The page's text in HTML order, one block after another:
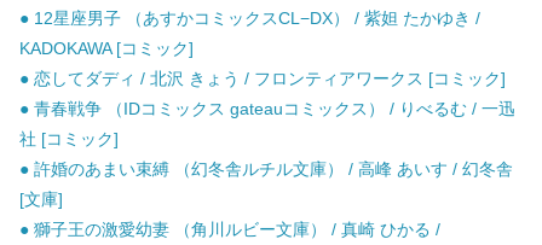
● 12星座男子 （あすかコミックスCL−DX） / 紫妲 たかゆき /
KADOKAWA [コミック]
● 恋してダディ / 北沢 きょう / フロンティアワークス [コミック]
● 青春戦争 （IDコミックス gateauコミックス） / りべるむ / 一迅
社 [コミック]
● 許婚のあまい束縛 （幻冬舎ルチル文庫） / 高峰 あいす / 幻冬舎
[文庫]
● 獅子王の激愛幼妻 （角川ルビー文庫） / 真崎 ひかる /